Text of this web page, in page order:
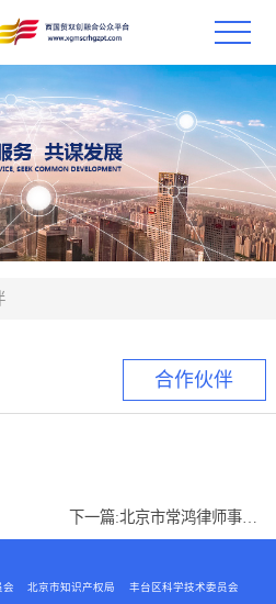
首页
政策
科技
合作
关于
合作伙伴
下一篇: 北京市常鸿律师事务所
会 北京市知识产权局 丰台区科学技术委员会